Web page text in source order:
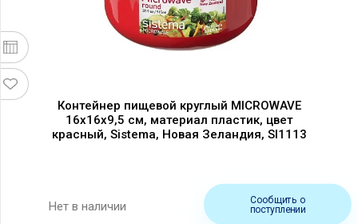
Контейнер пищевой круглый MICROWAVE
16х16х9,5 см, материал пластик, цвет
красный, Sistema, Новая Зеландия, SI1113
Нет в наличии
Сообщить о
поступлении